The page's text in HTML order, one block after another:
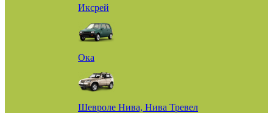
Иксрей
Ока
Шевроле Нива, Нива Тревел